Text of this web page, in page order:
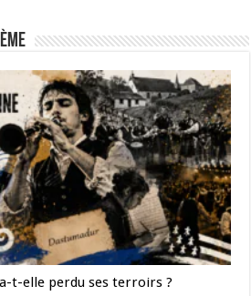
t-elle perdu ses terroirs ?